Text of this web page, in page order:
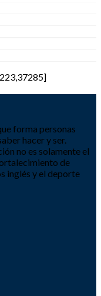
forma personas
hacer y ser.
no es solamente el
de
inglés y el deporte